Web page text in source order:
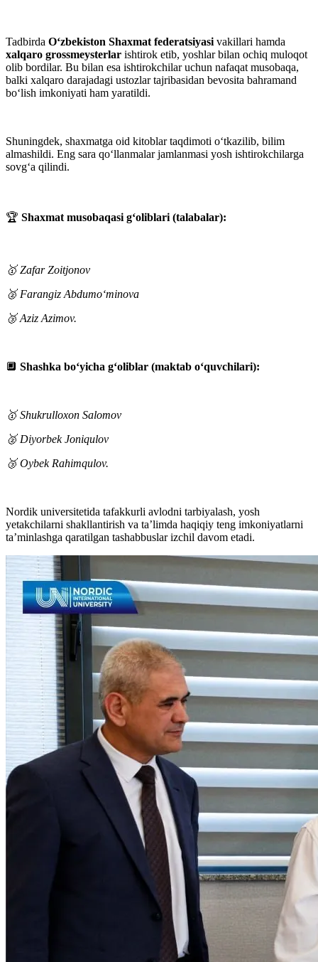
Tadbirda O‘zbekiston Shaxmat federatsiyasi vakillari hamda
xalqaro grossmeysterlar ishtirok etib, yoshlar bilan ochiq muloqot
olib bordilar. Bu bilan esa ishtirokchilar uchun nafaqat musobaqa,
balki xalqaro darajadagi ustozlar tajribasidan bevosita bahramand
bo‘lish imkoniyati ham yaratildi.
Shuningdek, shaxmatga oid kitoblar taqdimoti o‘tkazilib, bilim
almashildi. Eng sara qo‘llanmalar jamlanmasi yosh ishtirokchilarga
sovg‘a qilindi.
🏆 Shaxmat musobaqasi g‘oliblari (talabalar):
🥇 Zafar Zoitjonov
🥈 Farangiz Abdumo‘minova
🥉 Aziz Azimov.
🔲 Shashka bo‘yicha g‘oliblar (maktab o‘quvchilari):
🥇 Shukrulloxon Salomov
🥈 Diyorbek Joniqulov
🥉 Oybek Rahimqulov.
Nordik universitetida tafakkurli avlodni tarbiyalash, yosh
yetakchilarni shakllantirish va ta’limda haqiqiy teng imkoniyatlarni
ta’minlashga qaratilgan tashabbuslar izchil davom etadi.